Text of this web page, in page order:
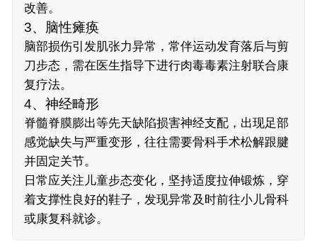
改善。
3、脑性瘫痪
脑部损伤引发肌张力异常，常伴运动发育落后与剪
刀步态，需在医生指导下进行肉毒毒素注射联合康
复疗法。
4、神经畸形
脊髓脊膜膨出等先天缺陷损害神经支配，出现足部
感觉缺失与严重变形，往往需要骨科手术松解跟腱
并固定关节。
日常应关注儿童步态变化，坚持适度拉伸锻炼，穿
着支撑性良好的鞋子，发现异常及时前往小儿骨科
或康复科就诊。